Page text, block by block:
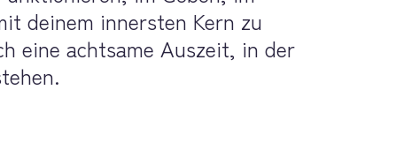
deinem innersten Kern zu
eine achtsame Auszeit, in der